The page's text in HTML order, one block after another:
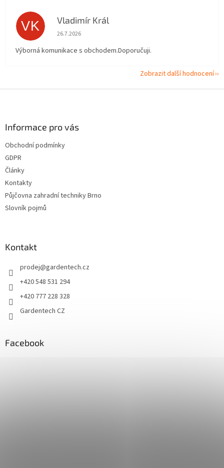
VK Vladimír Král
Hodnocení obchodu je 5 z 5 hvězdiček.
26.7.2026
Výborná komunikace s obchodem.Doporučuji.
Zobrazit další hodnocení
Informace pro vás
Obchodní podmínky
GDPR
Články
Kontakty
Půjčovna zahradní techniky Brno
Slovník pojmů
Kontakt
prodej@gardentech.cz
+420 548 531 294
+420 777 228 328
Gardentech CZ
Facebook